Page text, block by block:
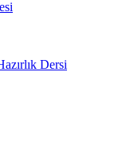
Dersi